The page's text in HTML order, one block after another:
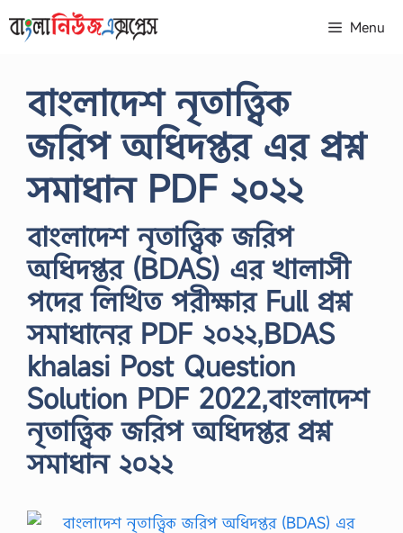
to
Menu
বাংলাদেশ নৃতাত্ত্বিক
জরিপ অধিদপ্তর এর প্রশ্ন
সমাধান PDF ২০২২
বাংলাদেশ নৃতাত্ত্বিক জরিপ
অধিদপ্তর (BDAS) এর খালাসী
পদের লিখিত পরীক্ষার Full প্রশ্ন
সমাধানের PDF ২০২২,BDAS
khalasi Post Question
Solution PDF 2022,বাংলাদেশ
নৃতাত্ত্বিক জরিপ অধিদপ্তর প্রশ্ন
সমাধান ২০২২